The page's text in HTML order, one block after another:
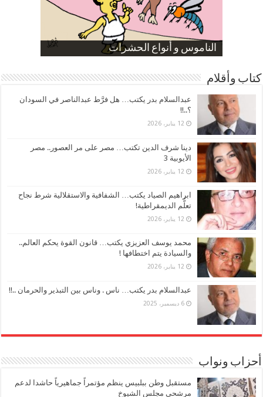
الناموس و أنواع الحشرات
الموظفين بعد ارتفاع الأسعار
ارتفاع نسبة الطلاق في مصر
صورة كاركاتيرية
صورة كاركاتيرية
كتاب وأقلام
عبدالسلام بدر يكتب… هل فرَّط عبدالناصر في السودان
؟..!!
12 يناير، 2026
دينا شرف الدين تكتب… مصر على مر العصور.. مصر
الأيوبية 3
12 يناير، 2026
ابراهيم الصياد يكتب… الشفافية والاستقلالية شرط نجاح
تعلُّم الديمقراطية!
12 يناير، 2026
محمد يوسف العزيزي يكتب… قانون القوة يحكم العالم..
والسيادة يتم اختطافها !
12 يناير، 2026
عبدالسلام بدر يكتب… ناس . وناس بين التبذير والحرمان ..!!
6 ديسمبر، 2025
أحزاب ونواب
مستقبل وطن ببلبيس ينظم مؤتمراً جماهيرياً حاشدا لدعم
مرشحي مجلس الشيوخ